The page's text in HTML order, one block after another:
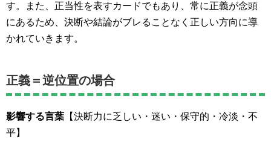
す。また、正当性を表すカードでもあり、常に正義が念頭
にあるため、決断や結論がブレることなく正しい方向に導
かれていきます。
正義＝逆位置の場合
影響する言葉 【決断力に乏しい・迷い・保守的・冷淡・不
平】